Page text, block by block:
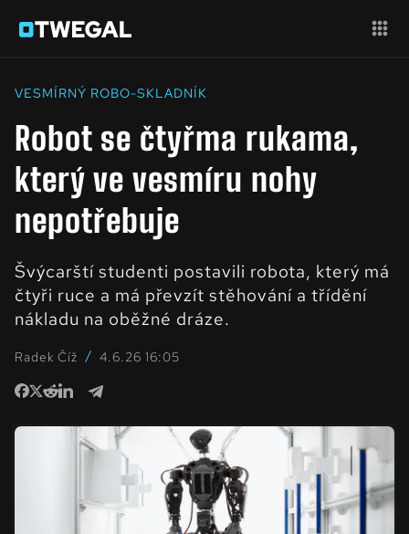
VESMÍRNÝ ROBO-SKLADNÍK
Robot se čtyřma rukama,
který ve vesmíru nohy
nepotřebuje
Švýcarští studenti postavili robota, který má
čtyři ruce a má převzít stěhování a třídění
nákladu na oběžné dráze.
Radek Číž /4.6.26 16:05